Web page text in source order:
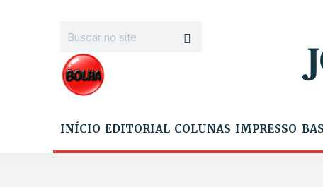
INÍCIO EDITORIAL COLUNAS IMPRESSO